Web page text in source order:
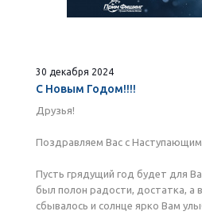
30 декабря 2024
С Новым Годом!!!!
Друзья!
Поздравляем Вас с
Пусть грядущий год будет для
был полон радости, достатка, а
сбывалось и солнце ярко Вам